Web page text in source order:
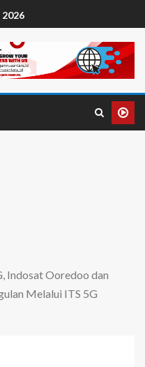
Indosat Ooredoo dan
Melalui ITS 5G